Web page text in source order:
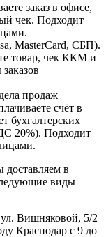
заказ в офисе,
чек. Подходит
MasterCard, СБП).
товар, чек ККМ и
продаж
счёт в
бухгалтерских
20%). Подходит
доставляем в
виды
Вишняковой, 5/2
Краснодар с 9 до